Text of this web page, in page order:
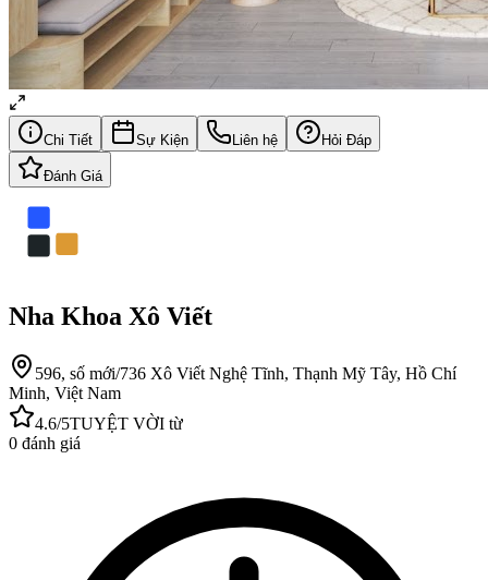
Chi Tiết Sự Kiện Liên hệ Hỏi Đáp
Đánh Giá
Nha Khoa Xô Viết
596, số mới/736 Xô Viết Nghệ Tĩnh, Thạnh Mỹ Tây, Hồ Chí
Minh, Việt Nam
4.6/5TUYỆT VỜI từ
0 đánh giá